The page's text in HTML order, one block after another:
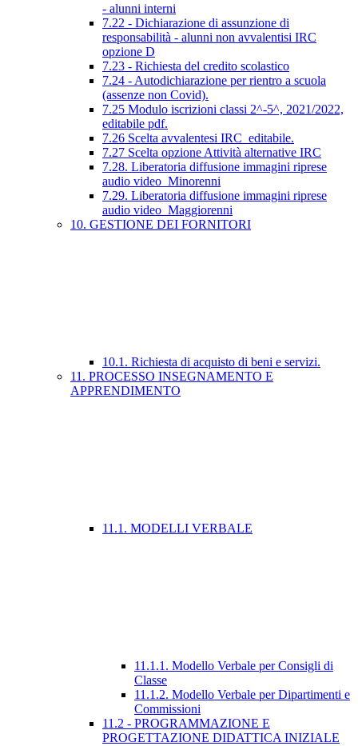
- alunni interni
7.22 - Dichiarazione di assunzione di
responsabilità - alunni non avvalentisi IRC
opzione D
7.23 - Richiesta del credito scolastico
7.24 - Autodichiarazione per rientro a scuola
(assenze non Covid).
7.25 Modulo iscrizioni classi 2^-5^, 2021/2022,
editabile pdf.
7.26 Scelta avvalentesi IRC_editabile.
7.27 Scelta opzione Attività alternative IRC
7.28. Liberatoria diffusione immagini riprese
audio video_Minorenni
7.29. Liberatoria diffusione immagini riprese
audio video_Maggiorenni
10. GESTIONE DEI FORNITORI
10.1. Richiesta di acquisto di beni e servizi.
11. PROCESSO INSEGNAMENTO E
APPRENDIMENTO
11.1. MODELLI VERBALE
11.1.1. Modello Verbale per Consigli di
Classe
11.1.2. Modello Verbale per Dipartimenti e
Commissioni
11.2 - PROGRAMMAZIONE E
PROGETTAZIONE DIDATTICA INIZIALE